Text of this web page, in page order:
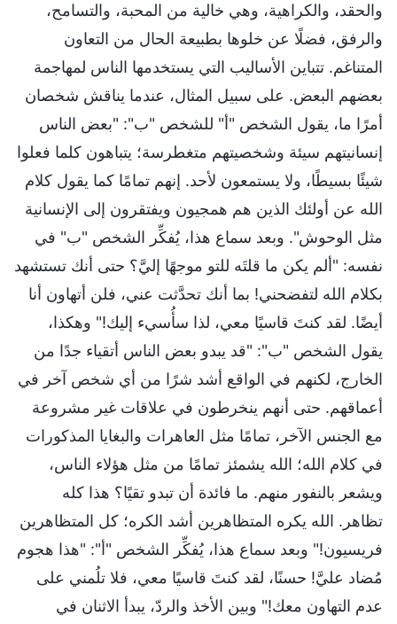
والحقد، والكراهية، وهي خالية من المحبة، والتسامح،
والرفق، فضلًا عن خلوها بطبيعة الحال من التعاون
المتناغم. تتباين الأساليب التي يستخدمها الناس لمهاجمة
بعضهم البعض. على سبيل المثال، عندما يناقش شخصان
أمرًا ما، يقول الشخص "أ" للشخص "ب": "بعض الناس
إنسانيتهم سيئة وشخصيتهم متغطرسة؛ يتباهون كلما فعلوا
شيئًا بسيطًا، ولا يستمعون لأحد. إنهم تمامًا كما يقول كلام
الله عن أولئك الذين هم همجيون ويفتقرون إلى الإنسانية
مثل الوحوش". وبعد سماع هذا، يُفكِّر الشخص "ب" في
نفسه: "ألم يكن ما قلتَه للتو موجهًا إليَّ؟ حتى أنك تستشهد
بكلام الله لتفضحني! بما أنك تحدَّثت عني، فلن أتهاون أنا
أيضًا. لقد كنتَ قاسيًا معي، لذا سأُسيء إليك!" وهكذا،
يقول الشخص "ب": "قد يبدو بعض الناس أتقياء جدًا من
الخارج، لكنهم في الواقع أشد شرًا من أي شخص آخر في
أعماقهم. حتى أنهم ينخرطون في علاقات غير مشروعة
مع الجنس الآخر، تمامًا مثل العاهرات والبغايا المذكورات
في كلام الله؛ الله يشمئز تمامًا من مثل هؤلاء الناس،
ويشعر بالنفور منهم. ما فائدة أن تبدو تقيًا؟ هذا كله
تظاهر. الله يكره المتظاهرين أشد الكره؛ كل المتظاهرين
فريسيون!" وبعد سماع هذا، يُفكِّر الشخص "أ": "هذا هجوم
مُضاد عليَّ! حسنًا، لقد كنتَ قاسيًا معي، فلا تلُمني على
عدم التهاون معك!" وبين الأخذ والردّ، يبدأ الاثنان في